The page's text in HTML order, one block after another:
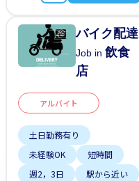
バイク配達
Job in飲食
店
アルバイト
土日勤務有り
未経験OK
短時間
週2，3日
駅から近い